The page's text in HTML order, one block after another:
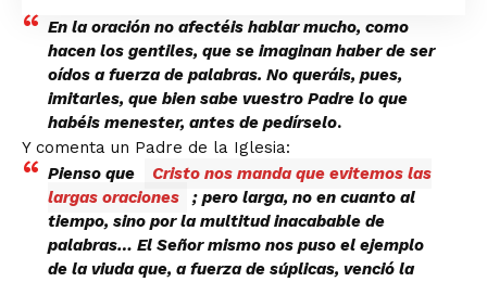
En la oración no afectéis hablar mucho, como
hacen los gentiles, que se imaginan haber de ser
oídos a fuerza de palabras. No queráis, pues,
imitarles, que bien sabe vuestro Padre lo que
habéis menester, antes de pedírselo.
Y comenta un Padre de la Iglesia:
Pienso que
Cristo nos manda que evitemos las
largas oraciones
; pero larga, no en cuanto al
tiempo, sino por la multitud inacabable de
palabras… El Señor mismo nos puso el ejemplo
de la viuda que, a fuerza de súplicas, venció la